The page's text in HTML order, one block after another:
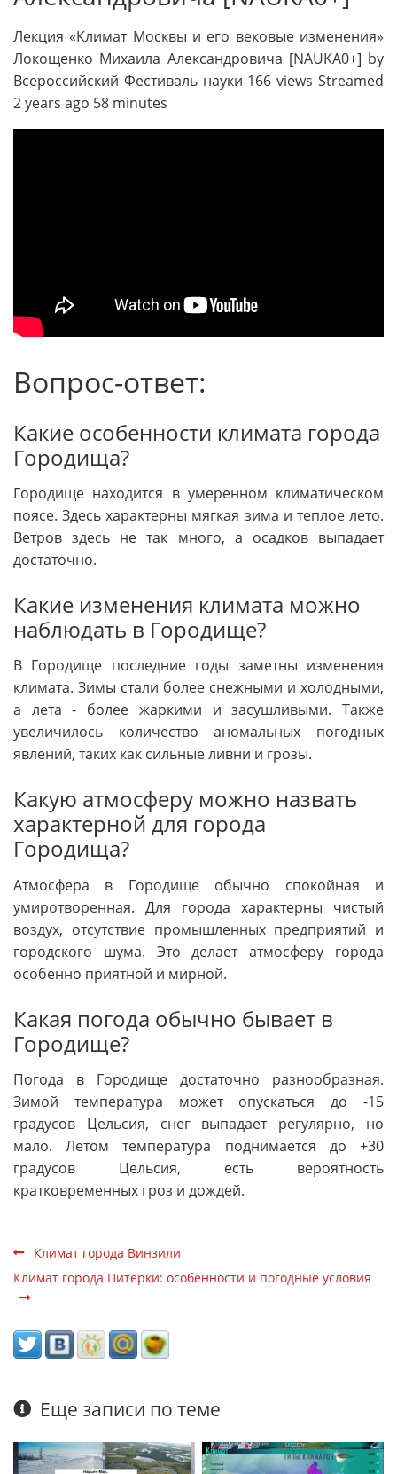
Лекция «Климат Москвы и его вековые изменения»
Локощенко Михаила Александровича [NAUKA0+] by
Всероссийский Фестиваль науки 166 views Streamed
2 years ago 58 minutes
Вопрос-ответ:
Какие особенности климата города
Городища?
Городище находится в умеренном климатическом
поясе. Здесь характерны мягкая зима и теплое лето.
Ветров здесь не так много, а осадков выпадает
достаточно.
Какие изменения климата можно
наблюдать в Городище?
В Городище последние годы заметны изменения
климата. Зимы стали более снежными и холодными,
а лета - более жаркими и засушливыми. Также
увеличилось количество аномальных погодных
явлений, таких как сильные ливни и грозы.
Какую атмосферу можно назвать
характерной для города
Городища?
Атмосфера в Городище обычно спокойная и
умиротворенная. Для города характерны чистый
воздух, отсутствие промышленных предприятий и
городского шума. Это делает атмосферу города
особенно приятной и мирной.
Какая погода обычно бывает в
Городище?
Погода в Городище достаточно разнообразная.
Зимой температура может опускаться до -15
градусов Цельсия, снег выпадает регулярно, но
мало. Летом температура поднимается до +30
градусов Цельсия, есть вероятность
кратковременных гроз и дождей.
Климат города Винзили
Климат города Питерки: особенности и погодные условия
Еще записи по теме